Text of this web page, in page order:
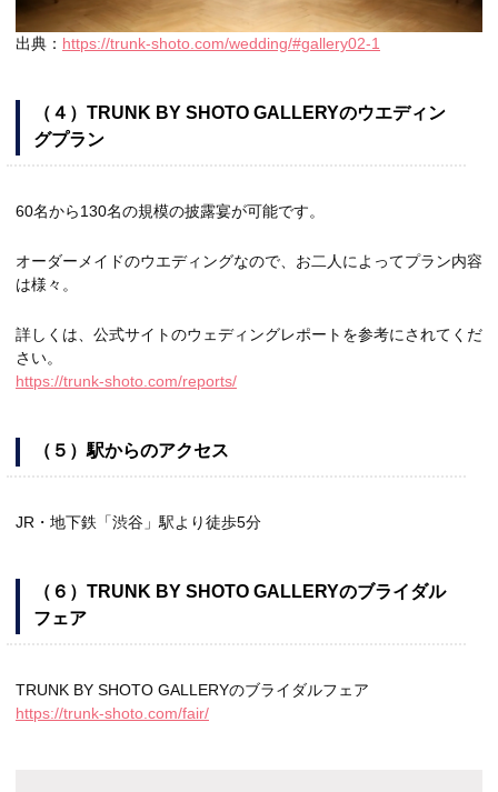
出典： https://trunk-shoto.com/wedding/#gallery02-1
（４）TRUNK BY SHOTO GALLERYのウエディン
グプラン
60名から130名の規模の披露宴が可能です。
オーダーメイドのウエディングなので、お二人によってプラン内容
は様々。
詳しくは、公式サイトのウェディングレポートを参考にされてくだ
さい。
https://trunk-shoto.com/reports/
（５）駅からのアクセス
JR・地下鉄「渋谷」駅より徒歩5分
（６）TRUNK BY SHOTO GALLERYのブライダル
フェア
TRUNK BY SHOTO GALLERYのブライダルフェア
https://trunk-shoto.com/fair/